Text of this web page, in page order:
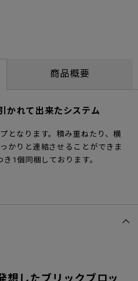
商品概要
かれて出来たシステム
となります。積み重ねたり、横
かりと連結させることができま
1個同梱しております。
想したブリックブロッ